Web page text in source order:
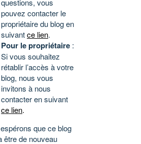
questions, vous
pouvez contacter le
propriétaire du blog en
suivantce lien.
Pour le propriétaire :
Si vous souhaitez
rétablir l’accès à votre
blog, nous vous
invitons à nous
contacter en suivant
ce lien.
que ce blog
être de nouveau